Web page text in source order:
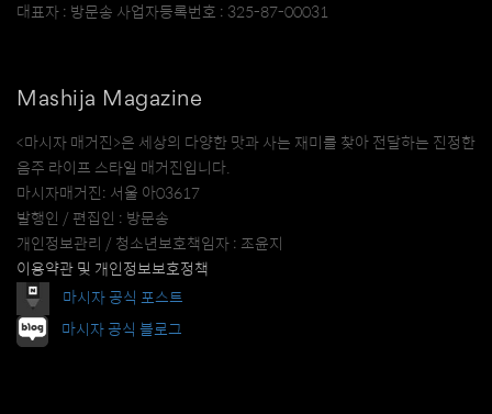
대표자 : 방문송 사업자등록번호 : 325-87-00031
Mashija Magazine
<마시자 매거진>은 세상의 다양한 맛과 사는 재미를 찾아 전달하는 진정한
음주 라이프 스타일 매거진입니다.
마시자매거진: 서울 아03617
발행인 / 편집인 : 방문송
개인정보관리 / 청소년보호책임자 : 조윤지
이용약관 및 개인정보보호정책
마시자 공식 포스트
마시자 공식 블로그